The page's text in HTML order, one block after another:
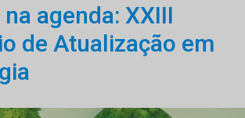
agenda: XXIII
de Atualização em